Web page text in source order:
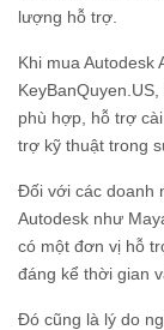
lượng hỗ trợ.
Khi mua Autodesk
phù hợp, hỗ trợ
trợ kỹ thuật trong
Đối với các doanh
Autodesk như
có một đơn vị hỗ
đáng kể thời gian
Đó cũng là lý do